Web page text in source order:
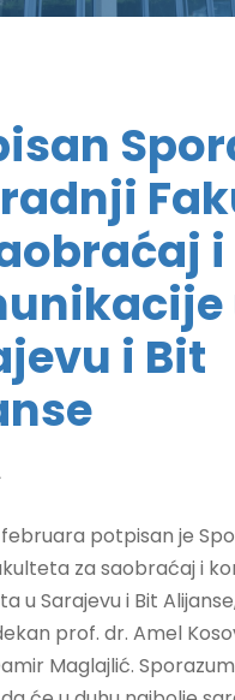
i
i Bit
potpisan je
za saobraćaj i
u Sarajevu i Bit
prof. dr. Amel
Maglajlić.